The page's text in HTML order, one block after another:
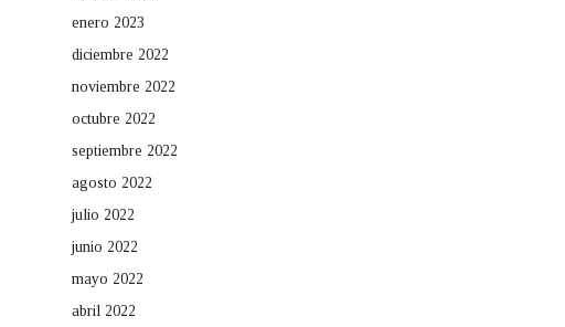
enero 2023
diciembre 2022
noviembre 2022
octubre 2022
septiembre 2022
agosto 2022
julio 2022
junio 2022
mayo 2022
abril 2022